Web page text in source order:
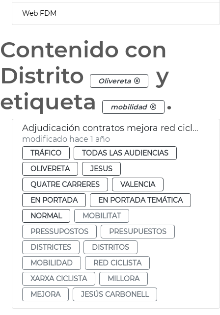
Web FDM
Contenido con
Distrito
Olivereta
y
etiqueta
mobilidad .
Adjudicación contratos mejora red ciclista en 4 distritos
modificado hace 1 año
TRÁFICO
TODAS LAS AUDIENCIAS
OLIVERETA
JESUS
QUATRE CARRERES
VALENCIA
EN PORTADA
EN PORTADA TEMÁTICA
NORMAL
MOBILITAT
PRESSUPOSTOS
PRESUPUESTOS
DISTRICTES
DISTRITOS
MOBILIDAD
RED CICLISTA
XARXA CICLISTA
MILLORA
MEJORA
JESÚS CARBONELL